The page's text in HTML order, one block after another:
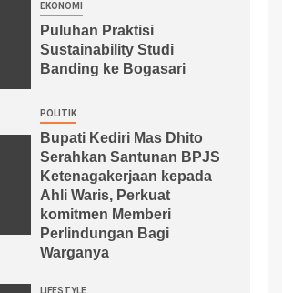
EKONOMI
Puluhan Praktisi
Sustainability Studi
Banding ke Bogasari
POLITIK
Bupati Kediri Mas Dhito
Serahkan Santunan BPJS
Ketenagakerjaan kepada
Ahli Waris, Perkuat
komitmen Memberi
Perlindungan Bagi
Warganya
LIFESTYLE